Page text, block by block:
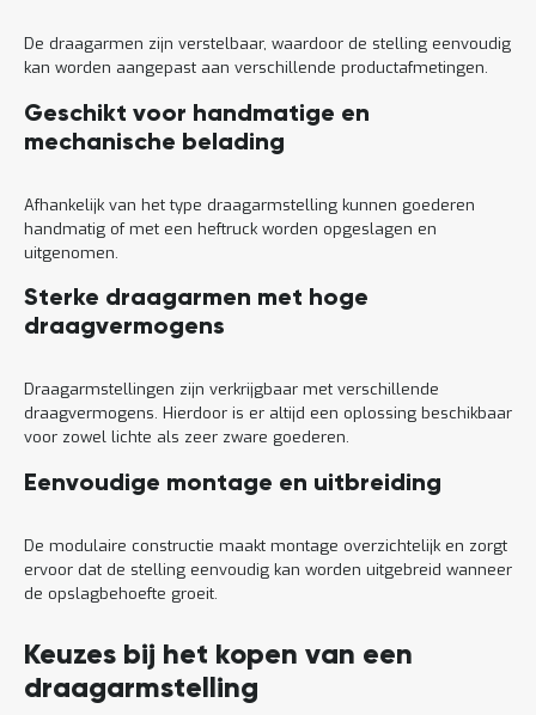
De draagarmen zijn verstelbaar, waardoor de stelling eenvoudig
kan worden aangepast aan verschillende productafmetingen.
Geschikt voor handmatige en
mechanische belading
Afhankelijk van het type draagarmstelling kunnen goederen
handmatig of met een heftruck worden opgeslagen en
uitgenomen.
Sterke draagarmen met hoge
draagvermogens
Draagarmstellingen zijn verkrijgbaar met verschillende
draagvermogens. Hierdoor is er altijd een oplossing beschikbaar
voor zowel lichte als zeer zware goederen.
Eenvoudige montage en uitbreiding
De modulaire constructie maakt montage overzichtelijk en zorgt
ervoor dat de stelling eenvoudig kan worden uitgebreid wanneer
de opslagbehoefte groeit.
Keuzes bij het kopen van een
draagarmstelling